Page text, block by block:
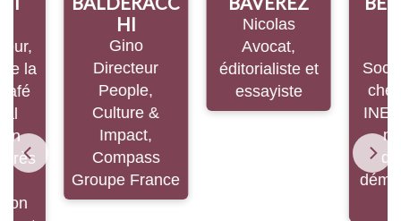
Directeur
People,
Culture &
Impact,
Compass
Groupe France
Nicolas
Avocat,
éditorialiste et
essayiste
INED
national
d’études